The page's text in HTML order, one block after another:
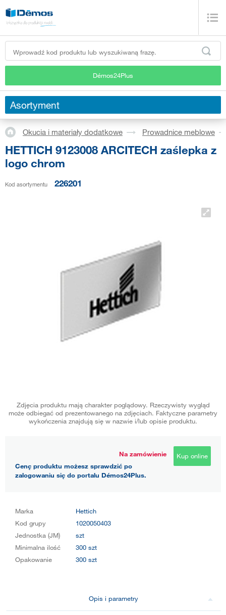
Démos24Plus
Asortyment
Okucia i materiały dodatkowe Prowadnice meblowe
HETTICH 9123008 ARCITECH zaślepka z
logo chrom
Kod asortymentu 226201
Zdjęcia produktu mają charakter poglądowy. Rzeczywisty wygląd
może odbiegać od prezentowanego na zdjęciach. Faktyczne parametry
wykończenia znajdują się w nazwie i/lub opisie produktu.
Na zamówienie
Cenę produktu możesz sprawdzić po
zalogowaniu się do portalu Démos24Plus.
Kup online
Marka
Hettich
Kod grupy
1020050403
Jednostka (JM)
szt
Minimalna ilość
300 szt
Opakowanie
300 szt
Opis i parametry